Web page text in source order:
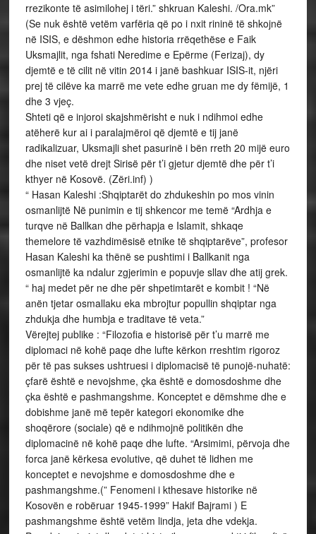
rrezikonte të asimilohej i tëri.” shkruan Kaleshi. /Ora.mk”
(Se nuk është vetëm varfëria që po i nxit rininë të shkojnë
në ISIS, e dëshmon edhe historia rrëqethëse e Faik
Uksmajlit, nga fshati Neredime e Epërme (Ferizaj), dy
djemtë e të cilit në vitin 2014 i janë bashkuar ISIS-it, njëri
prej të cilëve ka marrë me vete edhe gruan me dy fëmijë, 1
dhe 3 vjeç.
Shteti që e injoroi skajshmërisht e nuk i ndihmoi edhe
atëherë kur ai i paralajmëroi që djemtë e tij janë
radikalizuar, Uksmajli shet pasurinë i bën rreth 20 mijë euro
dhe niset vetë drejt Sirisë për t’i gjetur djemtë dhe për t’i
kthyer në Kosovë. (Zëri.inf) )
“ Hasan Kaleshi :Shqiptarët do zhdukeshin po mos vinin
osmanlijtë Në punimin e tij shkencor me temë “Ardhja e
turqve në Ballkan dhe përhapja e Islamit, shkaqe
themelore të vazhdimësisë etnike të shqiptarëve”, profesor
Hasan Kaleshi ka thënë se pushtimi i Ballkanit nga
osmanlijtë ka ndalur zgjerimin e popuvje sllav dhe atij grek.
“ haj medet për ne dhe për shpetimtarët e kombit ! “Në
anën tjetar osmallaku eka mbrojtur popullin shqiptar nga
zhdukja dhe humbja e traditave të veta.”
Vërejtej publike : “Filozofia e historisë për t’u marrë me
diplomaci në kohë paqe dhe lufte kërkon rreshtim rigoroz
për të pas sukses ushtruesi i diplomacisë të punojë-nuhatë:
çfarë është e nevojshme, çka është e domosdoshme dhe
çka është e pashmangshme. Konceptet e dëmshme dhe e
dobishme janë më tepër kategori ekonomike dhe
shoqërore (sociale) që e ndihmojnë politikën dhe
diplomacinë në kohë paqe dhe lufte. “Arsimimi, përvoja dhe
forca janë kërkesa evolutive, që duhet të lidhen me
konceptet e nevojshme e domosdoshme dhe e
pashmangshme.(” Fenomeni i kthesave historike në
Kosovën e robëruar 1945-1999” Hakif Bajrami ) E
pashmangshme është vetëm lindja, jeta dhe vdekja.